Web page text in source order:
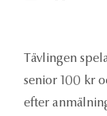
Tävlingen
senior 100 kr
efter